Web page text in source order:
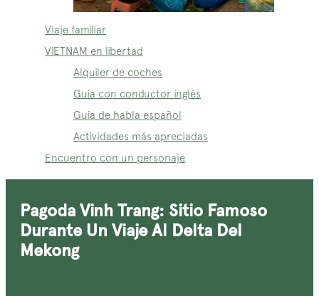
Viaje familiar
VIETNAM en libertad
Alquiler de coches
Guía con conductor inglés
Guía de habla español
Actividades más apreciadas
Encuentro con un personaje
Pagoda Vinh Trang: Sitio Famoso
Durante Un Viaje Al Delta Del
Mekong